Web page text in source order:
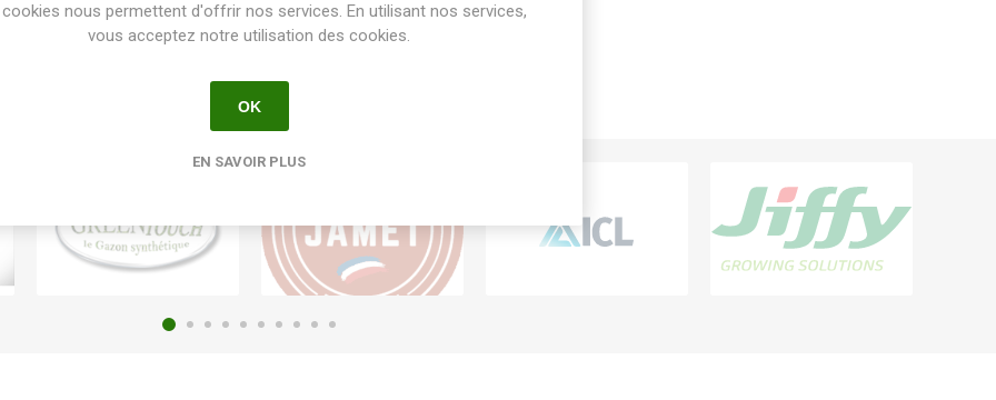
nous permettent d'offrir nos services. En utilisant nos services,
vous acceptez notre utilisation des cookies.
OK
EN SAVOIR PLUS